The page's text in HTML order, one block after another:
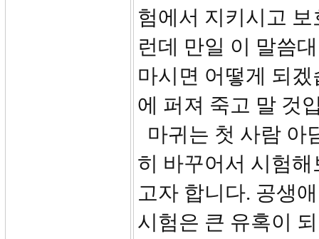
험에서 지키시고
런데 만일 이 말씀
마시면 어떻게 되
에 퍼져 죽고 말 것
마귀는 첫 사람 아
히 바꾸어서 시험
고자 합니다. 공생
시험은 큰 유혹이